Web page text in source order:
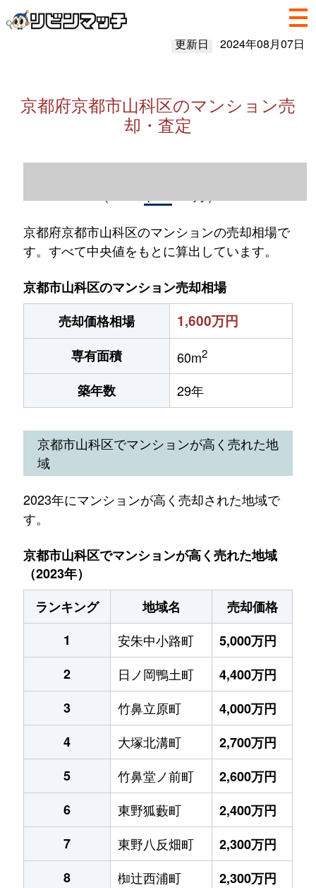
更新日 2024年08月07日
京都府京都市山科区のマンション売
却・査定
京都府京都市山科区のマンションの売却相場で
す。すべて中央値をもとに算出しています。
京都市山科区のマンション売却相場
売却価格相場
1,600万円
専有面積 60m2
築年数 29年
京都市山科区でマンションが高く売れた地
域
2023年にマンションが高く売却された地域で
す。
京都市山科区でマンションが高く売れた地域
（2023年）
ランキング
地域名
売却価格
1
安朱中小路町
5,000万円
2
日ノ岡鴨土町
4,400万円
3
竹鼻立原町
4,000万円
4
大塚北溝町
2,700万円
5
竹鼻堂ノ前町
2,600万円
6
東野狐藪町
2,400万円
7
東野八反畑町
2,300万円
8
椥辻西浦町
2,300万円